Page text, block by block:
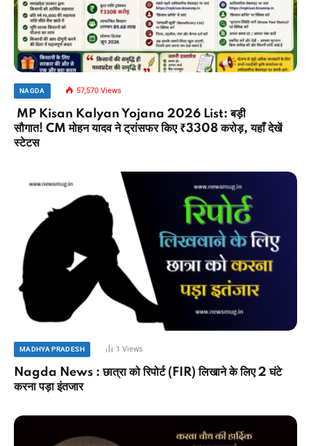
NAGDA 57,570 Views
MP Kisan Kalyan Yojana 2026 List: बड़ी
सौगात! CM मोहन यादव ने ट्रांसफर किए ₹3308 करोड़, यहाँ देखें
स्टेटस
MADHYA PRADESH 1 Views
Nagda News : छात्रा को रिपोर्ट (FIR) लिखाने के लिए 2 घंटे
करना पड़ा इंतजार